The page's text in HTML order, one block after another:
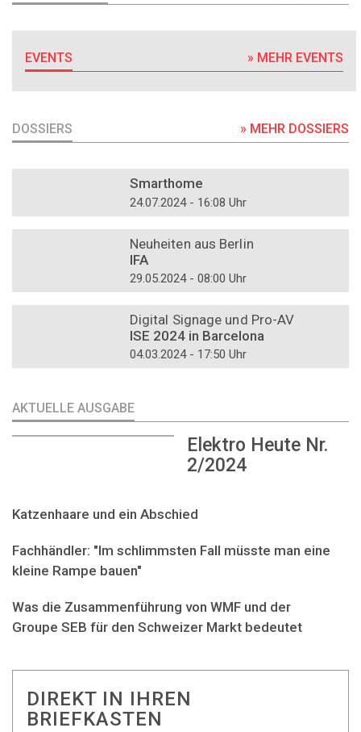
EVENTS » MEHR EVENTS
DOSSIERS » MEHR DOSSIERS
Smarthome
24.07.2024 - 16:08 Uhr
Neuheiten aus Berlin
IFA
29.05.2024 - 08:00 Uhr
Digital Signage und Pro-AV
ISE 2024 in Barcelona
04.03.2024 - 17:50 Uhr
AKTUELLE AUSGABE
Elektro Heute Nr.
2/2024
Katzenhaare und ein Abschied
Fachhändler: "Im schlimmsten Fall müsste man eine
kleine Rampe bauen"
Was die Zusammenführung von WMF und der
Groupe SEB für den Schweizer Markt bedeutet
DIREKT IN IHREN
BRIEFKASTEN